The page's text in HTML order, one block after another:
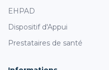
EHPAD
Dispositif d'Appui
Prestataires de santé